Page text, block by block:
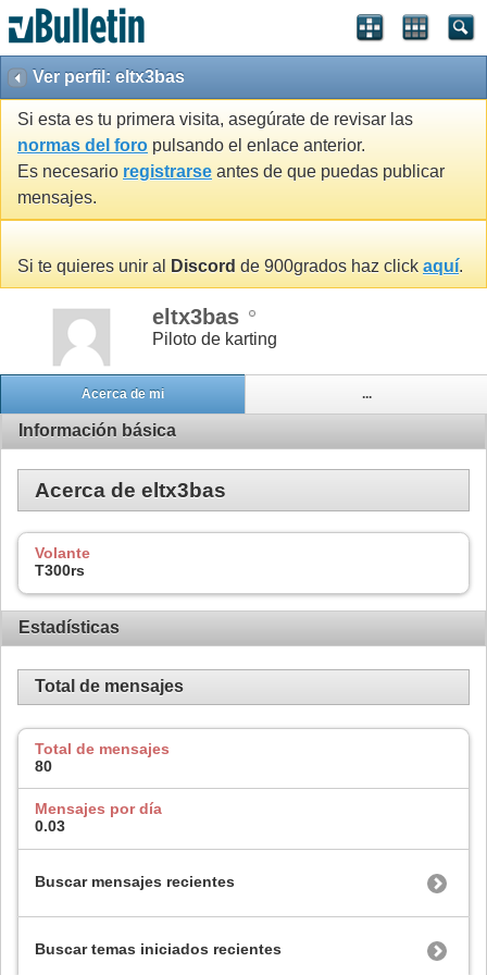
Ver perfil: eltx3bas
Si esta es tu primera visita, asegúrate de revisar las
normas del foro pulsando el enlace anterior.
Es necesario registrarse antes de que puedas publicar
mensajes.
Si te quieres unir al Discord de 900grados haz click aquí.
eltx3bas
Piloto de karting
Acerca de mi ...
Información básica
Acerca de eltx3bas
Volante
T300rs
Estadísticas
Total de mensajes
Total de mensajes
80
Mensajes por día
0.03
Buscar mensajes recientes
Buscar temas iniciados recientes